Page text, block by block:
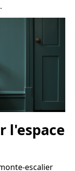
l'espace
escalier